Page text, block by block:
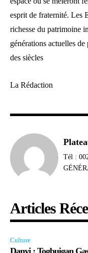
esprit de fraternité. Les
richesse du patrimoine
générations actuelles
des siècles
La Rédaction
Tél :
Articles
Culture
Danyi : Togbuigan